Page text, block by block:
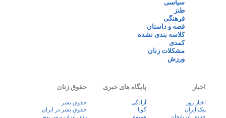
سیاسی
طنز
فرهنگی
قصه و داستان
کلاسه بندی نشده
کمدی
مشکلات زنان
ورزش
اخبار
اخبار روز
پيک ايران
جنبش آذربایجان
پایگاه های خبری
آزادگی
گویا
همبوم
حقوق زنان
حقوق بشر
حقوق بشر در ایران
زنان ايران پرس نيوز